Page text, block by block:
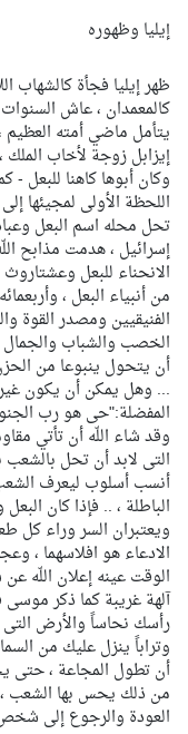
إيليا وظهوره
ظهر إيليا فجأة كالشهاب
كالمعمدان ، عاش السنوات
يتأمل ماضي أمته
إيزابل زوجة لأخاب
وكان أبوها كاهنا
اللحظة الأولى لمجيئها
تحل محله اسم البعل
إسرائيل ، هدمت مذابح
الانحناء للبعل
من أنبياء البعل ،
الفنيقيين ومصدر القوة
الخصب والشباب والجمال
أن يتحول ينبوعا من
... وهل يمكن أن يكون غير
المفضلة:"حى هو رب الجنود
وقد شاء اللّه أن تأتي
التى لابد أن تحل
أنسب أسلوب ليعرف
الباطلة ، .. فإذا كان
ويعتبران السر وراء كل
الادعاء هو افلاسهما ،
الوقت عينه إعلان اللّه
آلهة غريبة كما ذكر
رأسك نحاساً والأرض
أن تطول المجاعة ، حتى
من ذلك يحس بها الشعب
العودة والرجوع إلى